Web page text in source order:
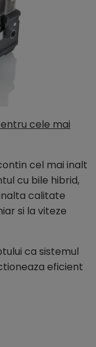
cele mai
cel mai inalt
cu bile hibrid,
calitate
si la viteze
ca sistemul
eficient